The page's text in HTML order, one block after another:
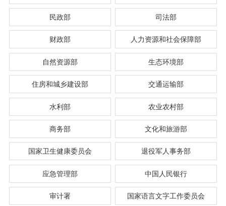
民政部 司法部
财政部 人力资源和社会保障部
自然资源部 生态环境部
住房和城乡建设部 交通运输部
水利部 农业农村部
商务部 文化和旅游部
国家卫生健康委员会 退役军人事务部
应急管理部 中国人民银行
审计署 国家语言文字工作委员会